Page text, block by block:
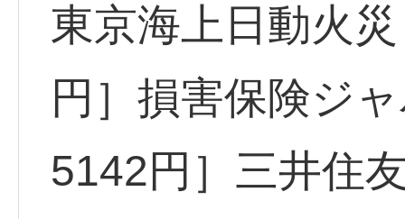
東京海上日動火
円］損害保険ジ
5142円］三井住